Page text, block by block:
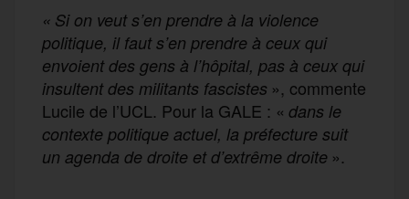
« Si on veut s’en prendre à la violence
politique, il faut s’en prendre à ceux qui
envoient des gens à l’hôpital, pas à ceux qui
insultent des militants fascistes », commente
Lucile de l’UCL. Pour la GALE : « dans le
contexte politique actuel, la préfecture suit
un agenda de droite et d’extrême droite ».